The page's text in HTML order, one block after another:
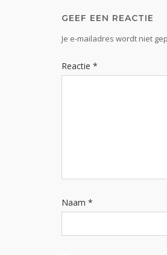
GEEF EEN REACTIE
Je e-mailadres wordt niet
Reactie *
Naam *